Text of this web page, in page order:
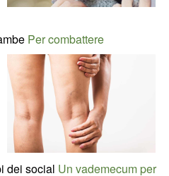
Per combattere
dei social Un vademecum per